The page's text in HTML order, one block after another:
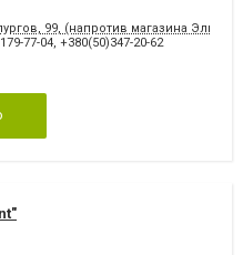
99, (напротив магазина
77-04, +380(50)347-20-62